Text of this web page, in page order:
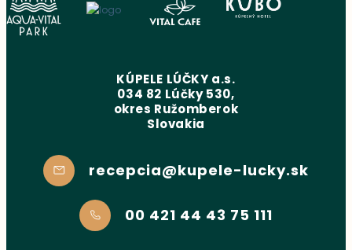
KÚPELE LÚČKY a.s.
034 82 Lúčky 530,
okres Ružomberok
Slovakia
recepcia@kupele-lucky.sk
00 421 44 43 75 111